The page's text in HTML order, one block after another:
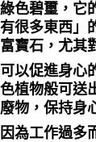
綠色碧璽，它
有很多東西」
富寶石，尤其
可以促進身心
色植物般可送
廢物，保持身
因為工作過多